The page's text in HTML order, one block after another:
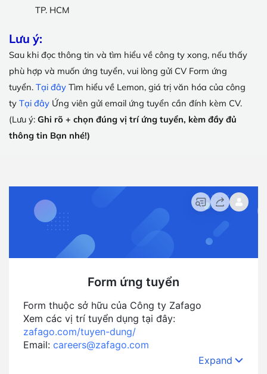
TP. HCM
Lưu ý:
Sau khi đọc thông tin và tìm hiểu về công ty xong, nếu thấy
phù hợp và muốn ứng tuyển, vui lòng gửi CV Form ứng
tuyển. Tại đây Tìm hiểu về Lemon, giá trị văn hóa của công
ty Tại đây Ứng viên gửi email ứng tuyển cần đính kèm CV.
(Lưu ý: Ghi rõ + chọn đúng vị trí ứng tuyển, kèm đầy đủ
thông tin Bạn nhé!)